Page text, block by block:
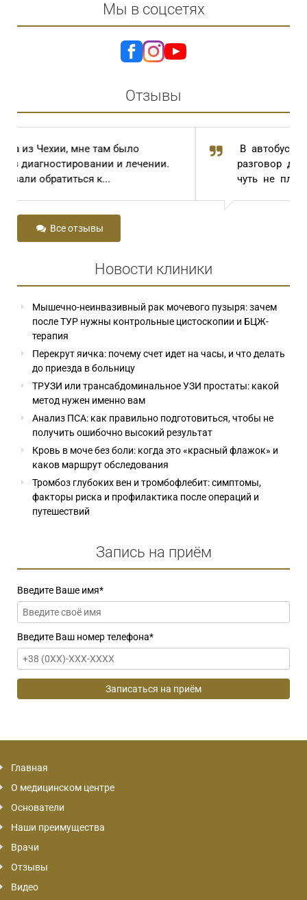
Мы в соцсетях
Отзывы
В автобусе случайно услышала
разговор двух пожилых женщин. Одна,
чуть не плача, говорила: « И...
Все отзывы
Новости клиники
Мышечно-неинвазивный рак мочевого пузыря: зачем
после ТУР нужны контрольные цистоскопии и БЦЖ-
терапия
Перекрут яичка: почему счет идет на часы, и что делать
до приезда в больницу
ТРУЗИ или трансабдоминальное УЗИ простаты: какой
метод нужен именно вам
Анализ ПСА: как правильно подготовиться, чтобы не
получить ошибочно высокий результат
Кровь в моче без боли: когда это «красный флажок» и
каков маршрут обследования
Тромбоз глубоких вен и тромбофлебит: симптомы,
факторы риска и профилактика после операций и
путешествий
Запись на приём
Введите Ваше имя*
Введите Ваш номер телефона*
Главная
О медицинском центре
Основатели
Наши преимущества
Врачи
Отзывы
Видео